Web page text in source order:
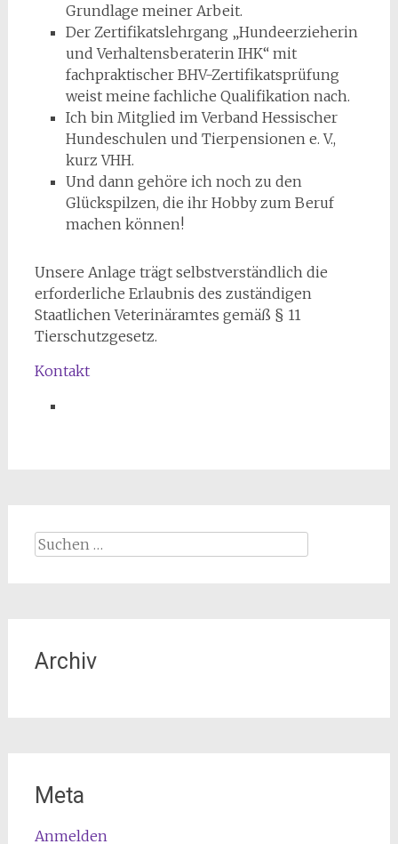
Grundlage meiner Arbeit.
Der Zertifikatslehrgang „Hundeerzieherin
und Verhaltensberaterin IHK“ mit
fachpraktischer BHV-Zertifikatsprüfung
weist meine fachliche Qualifikation nach.
Ich bin Mitglied im Verband Hessischer
Hundeschulen und Tierpensionen e. V.,
kurz VHH.
Und dann gehöre ich noch zu den
Glückspilzen, die ihr Hobby zum Beruf
machen können!
Unsere Anlage trägt selbstverständlich die
erforderliche Erlaubnis des zuständigen
Staatlichen Veterinäramtes gemäß § 11
Tierschutzgesetz.
Kontakt
Suchen
nach:
Archiv
Meta
Anmelden